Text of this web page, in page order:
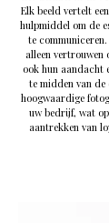
Elk beeld vertelt
hulpmiddel om de
te
alleen
ook hun aandacht
te midden van
hoogwaardige
uw bedrijf, wat
aantrekken van